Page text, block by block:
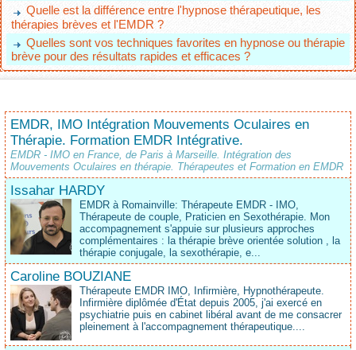
Quelle est la différence entre l'hypnose thérapeutique, les
thérapies brèves et l'EMDR ?
Quelles sont vos techniques favorites en hypnose ou thérapie
brève pour des résultats rapides et efficaces ?
EMDR, IMO Intégration Mouvements Oculaires en
Thérapie. Formation EMDR Intégrative.
EMDR - IMO en France, de Paris à Marseille. Intégration des
Mouvements Oculaires en thérapie. Thérapeutes et Formation en EMDR
Issahar HARDY
EMDR à Romainville: Thérapeute EMDR - IMO,
Thérapeute de couple, Praticien en Sexothérapie. Mon
accompagnement s'appuie sur plusieurs approches
complémentaires : la thérapie brève orientée solution , la
thérapie conjugale, la sexothérapie, e...
Caroline BOUZIANE
Thérapeute EMDR IMO, Infirmière, Hypnothérapeute.
Infirmière diplômée d'État depuis 2005, j'ai exercé en
psychiatrie puis en cabinet libéral avant de me consacrer
pleinement à l'accompagnement thérapeutique....